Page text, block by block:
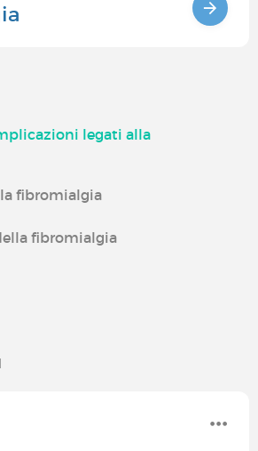
legati alla
fibromialgia
fibromialgia